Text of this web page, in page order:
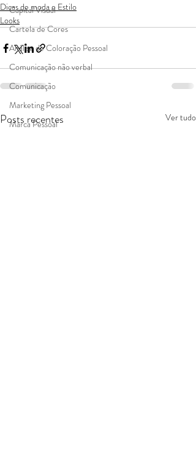
Capital Visual
Cartela de Cores
Análise de Coloração Pessoal
Comunicação não verbal
Comunicação
Marketing Pessoal
Marca Pessoal
Dicas de moda e Estilo
Looks
Posts recentes Ver tudo